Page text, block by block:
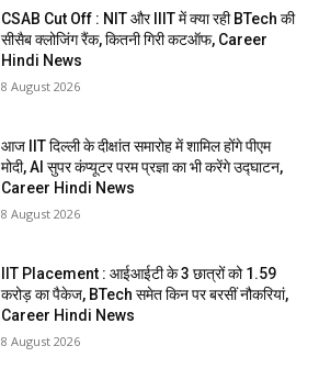
CSAB Cut Off : NIT और IIIT में क्या रही BTech की
सीसैब क्लोजिंग रैंक, कितनी गिरी कटऑफ, Career
Hindi News
8 August 2026
आज IIT दिल्ली के दीक्षांत समारोह में शामिल होंगे पीएम
मोदी, AI सुपर कंप्यूटर परम प्रज्ञा का भी करेंगे उद्घाटन,
Career Hindi News
8 August 2026
IIT Placement : आईआईटी के 3 छात्रों को 1.59
करोड़ का पैकेज, BTech समेत किन पर बरसीं नौकरियां,
Career Hindi News
8 August 2026